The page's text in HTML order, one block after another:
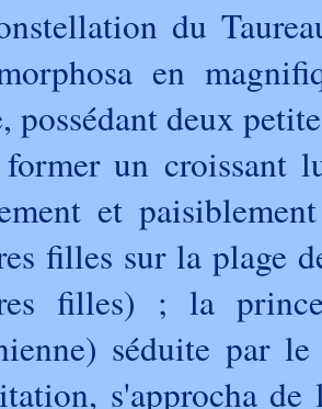
du
en
possédant deux
un croissant
et
filles sur la plage
filles) ; la
séduite par
s'approcha de